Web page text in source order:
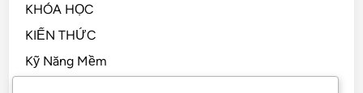
KHÓA HỌC
KIẾN THỨC
Kỹ Năng Mềm